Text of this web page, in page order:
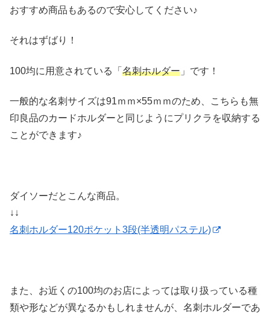
おすすめ商品もあるので安心してください♪
それはずばり！
100均に用意されている「 名刺ホルダー 」です！
一般的な名刺サイズは91ｍｍ×55ｍｍのため、こちらも無
印良品のカードホルダーと同じようにプリクラを収納する
ことができます♪
ダイソーだとこんな商品。
↓↓
名刺ホルダー120ポケット3段(半透明パステル)
また、お近くの100均のお店によっては取り扱っている種
類や形などが異なるかもしれませんが、名刺ホルダーであ